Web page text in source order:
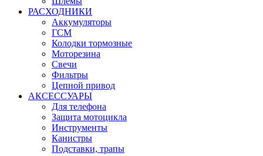
РАСХОДНИКИ
Аккумуляторы
ГСМ
Колодки тормозные
Моторезина
Свечи
Фильтры
Цепной привод
АКСЕССУАРЫ
Для телефона
Защита мотоцикла
Инструменты
Канистры
Подставки, трапы